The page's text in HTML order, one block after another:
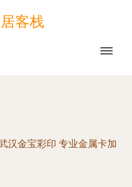
客栈
汉金宝彩印 专业金属卡加